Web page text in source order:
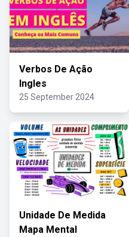
Verbos De Ação
Ingles
25 September 2024
Unidade De Medida
Mapa Mental